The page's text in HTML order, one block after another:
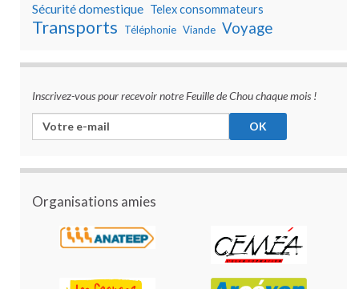
Sécurité domestique Telex consommateurs
Transports Téléphonie Viande Voyage
Inscrivez-vous pour recevoir notre Feuille de Chou chaque mois !
Organisations amies